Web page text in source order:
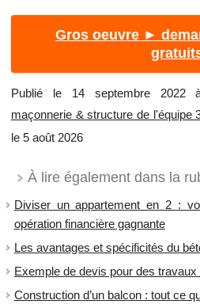
Gros oeuvre ►
Publié le 14 septembre
maçonnerie & structure de l'équipe
le 5 août 2026
À lire également dans la
Diviser un appartement en 2 :
opération financière gagnante
Les avantages et spécificités du
Exemple de devis pour des
Construction d’un balcon : tout ce